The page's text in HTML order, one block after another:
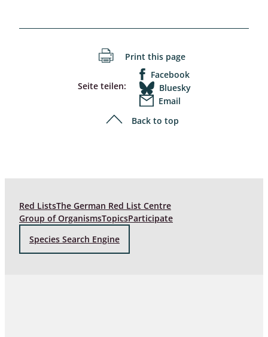
Print this page
Seite teilen:
Facebook
Bluesky
Email
Back to top
Red ListsThe German Red List Centre
Group of OrganismsTopicsParticipate
Species Search Engine